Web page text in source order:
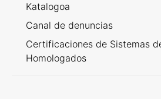
Katalogoa
Canal de denuncias
Certificaciones de Sistemas
Homologados